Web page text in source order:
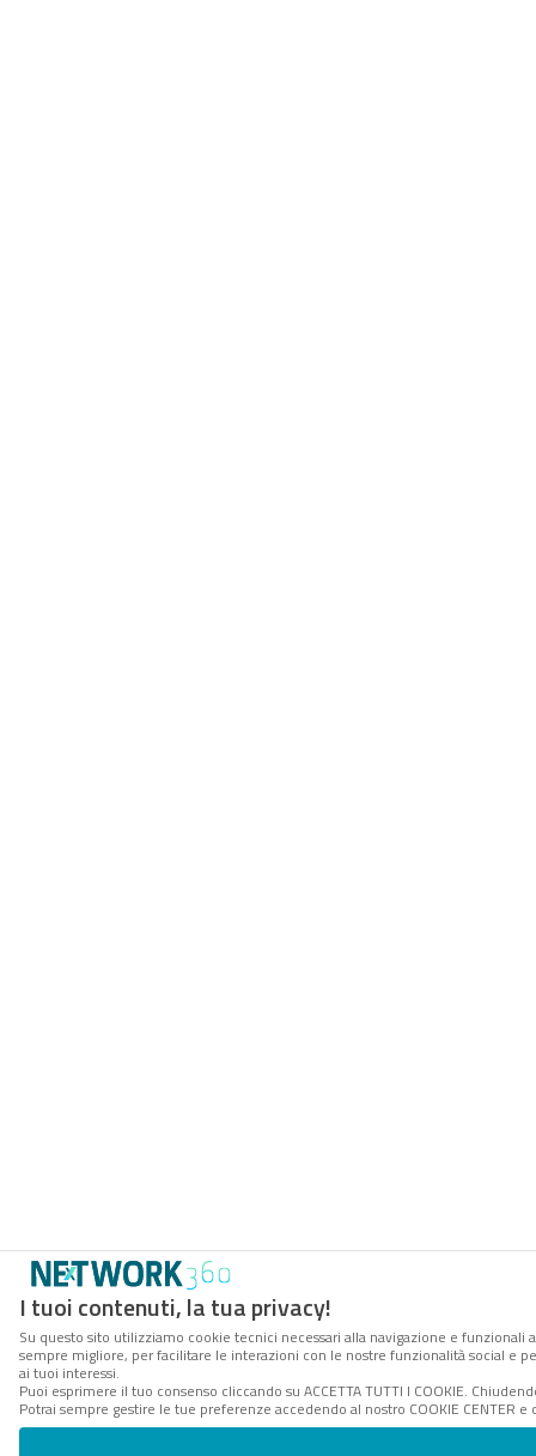
I tuoi contenuti, la tua privacy!
Su questo sito utilizziamo cookie tecnici necessari alla navigazione e
sempre migliore, per facilitare le interazioni con le nostre funzionalità social e
ai tuoi interessi.
Puoi esprimere il tuo consenso cliccando su ACCETTA TUTTI I COOKIE.
Potrai sempre gestire le tue preferenze accedendo al nostro COOKIE